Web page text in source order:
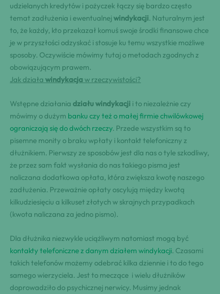
udzielanych kredytów i pożyczek łączy się bardzo często
temat zadłużenia i ewentualnejwindykacji. Naturalnym jest
to, że każdy, kto przekazał komuś swoje środki finansowe chce
je w przyszłości odzyskać i stosuje ku temu wszystkie możliwe
sposoby. Oczywiście mówimy tutaj o metodach zgodnych z
obowiązującym prawem.
Jak działa windykacja w rzeczywistości?
Wstępne działania działu windykacji i to niezależnie czy
mówimy o dużym banku czy też o małej firmie chwilówkowej
ograniczają się do dwóch rzeczy. Przede wszystkim są to
pisemne monity o braku wpłaty i kontakt telefoniczny z
dłużnikiem. Pierwszy ze sposobów jest dla nas o tyle szkodliwy,
że przez sam fakt wysłania do nas takiego pisma jest
naliczana dodatkowa opłata, która zwiększa kwotę naszego
zadłużenia. Przeważnie opłaty oscylują między kwotą
kilkudziesięciu a kilkuset złotych w skrajnych przypadkach
(kwota naliczana za jedno pismo).
Dla dłużnika niezwykle uciążliwym natomiast mogą być
kontakty telefoniczne z danym działem windykacji. Czasami
takich telefonów możemy odebrać kilka dziennie i to do tego
samego wierzyciela. Jest to meczące i wielu dłużników
doprowadziło do psychicznej nerwicy. Musimy jednak